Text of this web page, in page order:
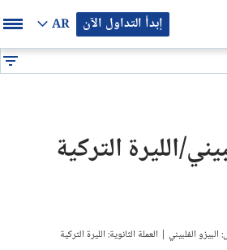
إبدأ التداول الآن AR
الليرة التركية
الفلبيني | العملة الثانوية: الليرة التركية